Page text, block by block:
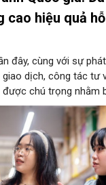
cao hiệu quả
đây, cùng với sự
dịch, công tác tư
được chú trọng nhằm
tin, được hướng
khi phát sinh vướng
vụ.